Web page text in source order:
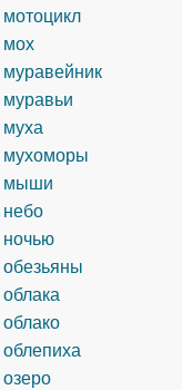
мотоцикл
мох
муравейник
муравьи
муха
мухоморы
мыши
небо
ночью
обезьяны
облака
облако
облепиха
озеро